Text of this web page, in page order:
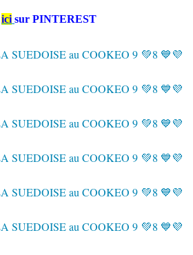
ici sur PINTEREST